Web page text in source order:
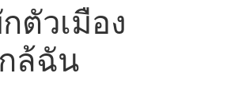
ตัวเมือง
ล้ฉัน